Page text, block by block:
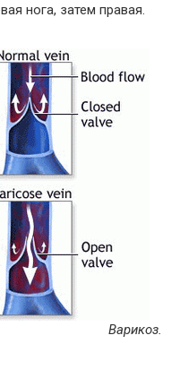
нога, затем правая.
Варикоз.